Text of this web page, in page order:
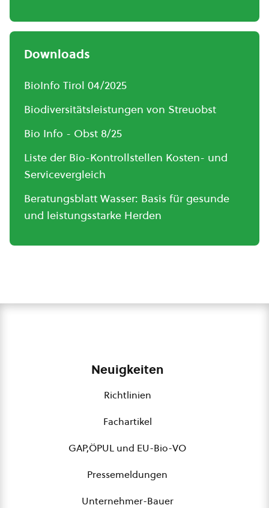
Downloads
BioInfo Tirol 04/2025
Biodiversitätsleistungen von Streuobst
Bio Info - Obst 8/25
Liste der Bio-Kontrollstellen Kosten- und
Servicevergleich
Beratungsblatt Wasser: Basis für gesunde
und leistungsstarke Herden
Neuigkeiten
Richtlinien
Fachartikel
GAP,ÖPUL und EU-Bio-VO
Pressemeldungen
Unternehmer-Bauer